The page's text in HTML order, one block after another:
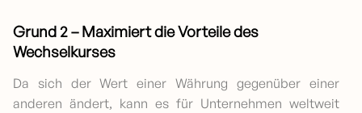
Grund 2 – Maximiert die Vorteile des
Wechselkurses
Da sich der Wert einer Währung gegenüber einer
anderen ändert, kann es für Unternehmen weltweit